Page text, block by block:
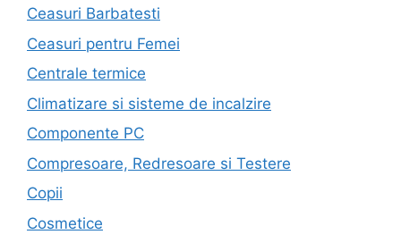
Ceasuri Barbatesti
Ceasuri pentru Femei
Centrale termice
Climatizare si sisteme de incalzire
Componente PC
Compresoare, Redresoare si Testere
Copii
Cosmetice